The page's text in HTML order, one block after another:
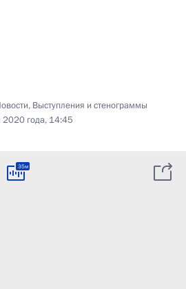
, Выступления и стенограммы
2020 года, 14:45
35м